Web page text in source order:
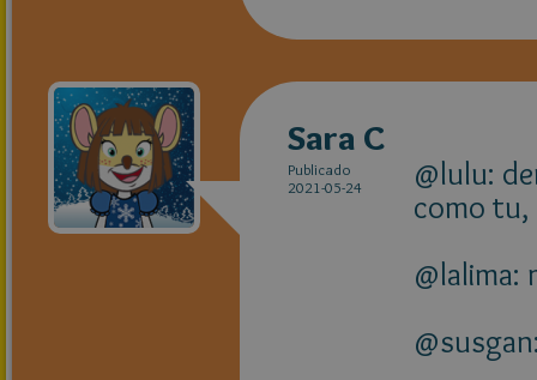
Sara C
Publicado
2021-05-24
@lulu:
como tu,
@lalima: